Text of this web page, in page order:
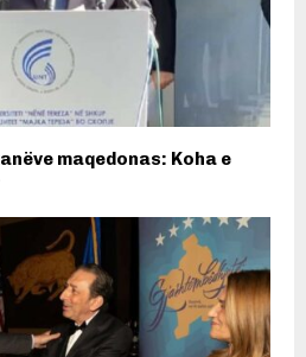
maqedonas: Koha e